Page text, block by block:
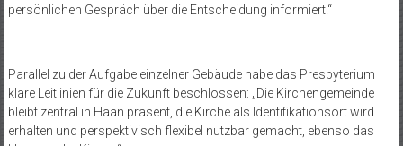
persönlichen Gespräch über die Entscheidung informiert.“
Parallel zu der Aufgabe einzelner Gebäude habe das Presbyterium
klare Leitlinien für die Zukunft beschlossen: „Die Kirchengemeinde
bleibt zentral in Haan präsent, die Kirche als Identifikationsort wird
erhalten und perspektivisch flexibel nutzbar gemacht, ebenso das